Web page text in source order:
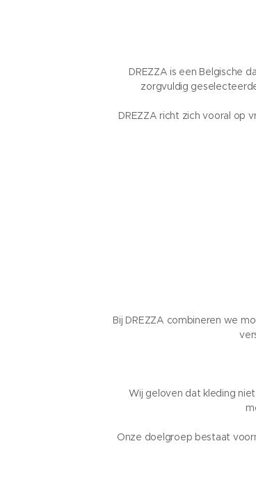
DREZZA is een Belgische
zorgvuldig
DREZZA richt zich vooral op
Bij DREZZA combineren we
Wij geloven dat kleding
Onze doelgroep bestaat